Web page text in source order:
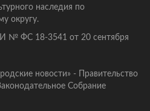
наследия по
округу.
№ ФС 18-3541 от 20 сентября
новости» - Правительство
Собрание